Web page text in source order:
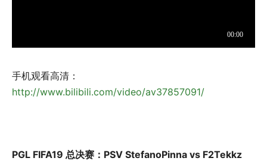
手机观看高清：
http://www.bilibili.com/video/av37857091/
PGL FIFA19 总决赛：PSV StefanoPinna vs F2Tekkz